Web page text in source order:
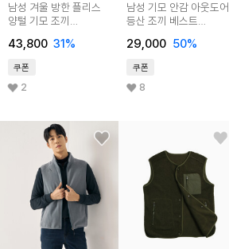
남성 겨울 방한 플리스
양털 기모 조끼
43,800 31 %
쿠폰
2
남성 기모 안감 아웃도어
등산 조끼 베스트
29,000 50%
쿠폰
8